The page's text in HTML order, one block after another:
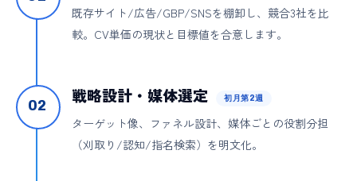
既存サイト/広告/GBP/SNSを棚卸し、競合3社を比
較。CV単価の現状と目標値を合意します。
02 戦略設計・媒体選定 初月第2週
ターゲット像、ファネル設計、媒体ごとの役割分担
（刈取り/認知/指名検索）を明文化。